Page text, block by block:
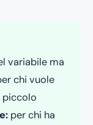
variabile ma
chi vuole
piccolo
per chi ha